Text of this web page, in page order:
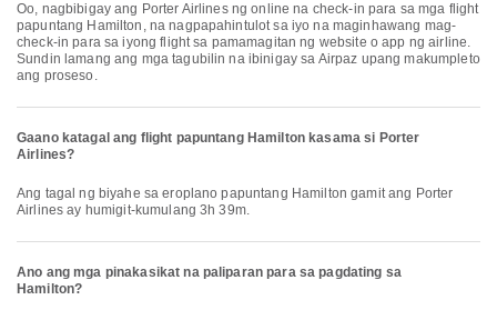
Oo, nagbibigay ang Porter Airlines ng online na check-in para sa mga flight
papuntang Hamilton, na nagpapahintulot sa iyo na maginhawang mag-
check-in para sa iyong flight sa pamamagitan ng website o app ng airline.
Sundin lamang ang mga tagubilin na ibinigay sa Airpaz upang makumpleto
ang proseso.
Gaano katagal ang flight papuntang Hamilton kasama si Porter
Airlines?
Ang tagal ng biyahe sa eroplano papuntang Hamilton gamit ang Porter
Airlines ay humigit-kumulang 3h 39m.
Ano ang mga pinakasikat na paliparan para sa pagdating sa
Hamilton?